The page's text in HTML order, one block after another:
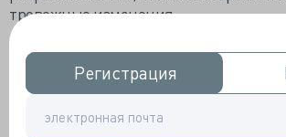
Регистрация
Регистрация
тревожные изменения
• Не выискивать себе симптомы, а
самочувствие и спокойно
нужно обратиться, обязательно к
терапевту достаточно
• Бывают отсроченные побочные